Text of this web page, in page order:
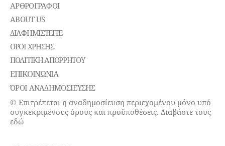
ΑΡΘΡΟΓΡΑΦΟΙ
ABOUT US
ΔΙΑΦΗΜΙΣΤΕΊΤΕ
ΌΡΟΙ ΧΡΉΣΗΣ
ΠΟΛΙΤΙΚΉ ΑΠΟΡΡΉΤΟΥ
ΕΠΙΚΟΙΝΩΝΊΑ
ΌΡΟΙ ΑΝΑΔΗΜΟΣΙΕΥΣΗΣ
© Επιτρέπεται η αναδημοσίευση περιεχομένου μόνο υπό
συγκεκριμένους όρους και προϋποθέσεις. Διαβάστε τους
εδώ